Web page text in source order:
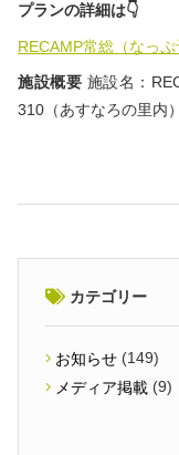
プランの詳細は👇
RECAMP常総（なっぷ
施設概要 施設名：
310（あすなろの里内）
カテゴリー
お知らせ (149)
メディア掲載 (9)